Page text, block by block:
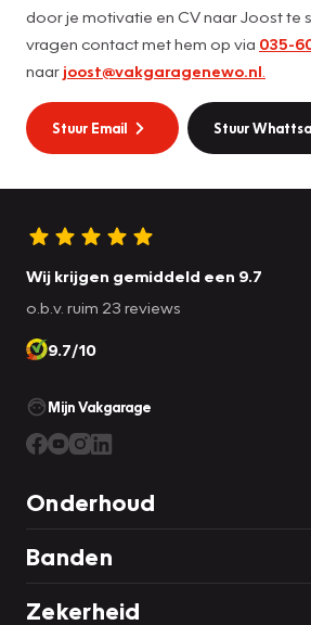
door je motivatie en CV naar Joost te
vragen contact met hem op via 035-
naar joost@vakgaragenewo.nl
Stuur Email Stuur
Wij krijgen gemiddeld een 9.7
o.b.v. ruim 23 reviews
9.7/10
Mijn Vakgarage
Onderhoud
Banden
Zekerheid